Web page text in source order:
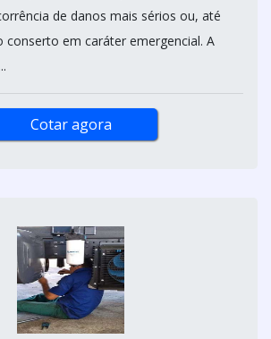
de danos mais sérios ou, até
conserto em caráter emergencial. A
Cotar agora